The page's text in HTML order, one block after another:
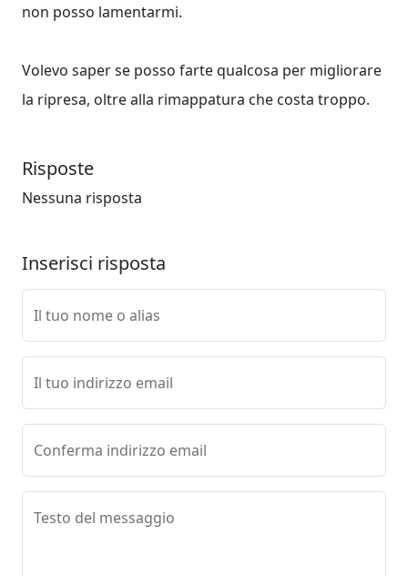
non posso lamentarmi.
Volevo saper se posso farte qualcosa per migliorare
la ripresa, oltre alla rimappatura che costa troppo.
Risposte
Nessuna risposta
Inserisci risposta
Il tuo nome o alias
Il tuo indirizzo email
Conferma indirizzo email
Testo del messaggio